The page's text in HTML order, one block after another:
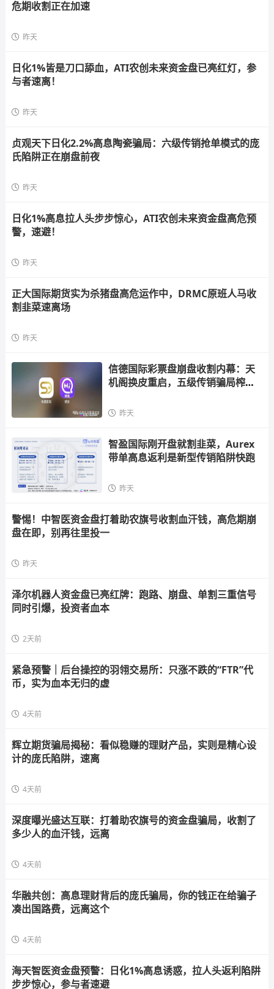
危期收割正在加速
昨天
日化1%皆是刀口舔血，ATI农创未来资金盘已亮红灯，参
与者速离！
昨天
贞观天下日化2.2%高息陶瓷骗局：六级传销抢单模式的庞
氏陷阱正在崩盘前夜
昨天
日化1%高息拉人头步步惊心，ATI农创未来资金盘高危预
警，速避！
昨天
正大国际期货实为杀猪盘高危运作中，DRMC原班人马收
割韭菜速离场
昨天
信德国际彩票盘崩盘收割内幕：天
机阁换皮重启，五级传销骗局榨干
昨天
智盈国际刚开盘就割韭菜，Aurex
带单高息返利是新型传销陷阱快跑
昨天
警惕！中智医资金盘打着助农旗号收割血汗钱，高危期崩
盘在即，别再往里投一
昨天
泽尔机器人资金盘已亮红牌：跑路、崩盘、单割三重信号
同时引爆，投资者血本
2天前
紧急预警｜后台操控的羽翎交易所：只涨不跌的“FTR”代
币，实为血本无归的虚
4天前
辉立期货骗局揭秘：看似稳赚的理财产品，实则是精心设
计的庞氏陷阱，速离
4天前
深度曝光盛达互联：打着助农旗号的资金盘骗局，收割了
多少人的血汗钱，远离
4天前
华融共创：高息理财背后的庞氏骗局，你的钱正在给骗子
凑出国路费，远离这个
4天前
海天智医资金盘预警：日化1%高息诱惑，拉人头返利陷阱
步步惊心，参与者速避